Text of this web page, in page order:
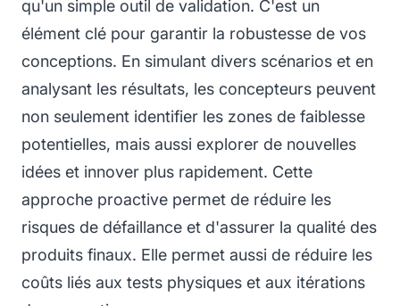
qu'un simple outil de validation. C'est un
élément clé pour garantir la robustesse de vos
conceptions. En simulant divers scénarios et en
analysant les résultats, les concepteurs peuvent
non seulement identifier les zones de faiblesse
potentielles, mais aussi explorer de nouvelles
idées et innover plus rapidement. Cette
approche proactive permet de réduire les
risques de défaillance et d'assurer la qualité des
produits finaux. Elle permet aussi de réduire les
coûts liés aux tests physiques et aux itérations